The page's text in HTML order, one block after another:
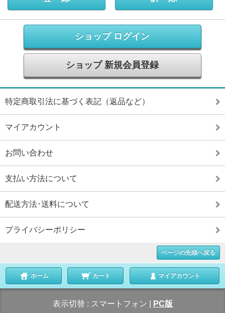
ショップ ログイン
ショップ 新規会員登録
特定商取引法に基づく表記（返品など）
マイアカウント
お問い合わせ
支払い方法について
配送方法･送料について
プライバシーポリシー
ページの先頭へ戻る
ホーム カート マイアカウント
表示切替 : スマートフォン PC版